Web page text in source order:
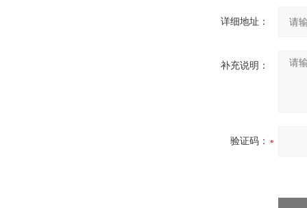
详细地址：
补充说明：
验证码：